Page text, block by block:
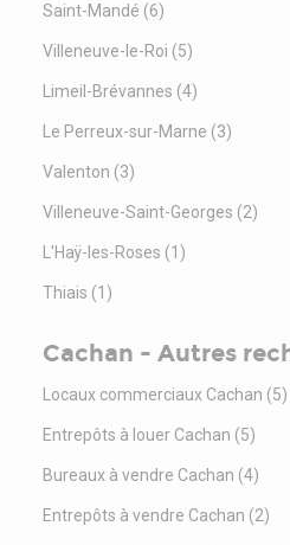
Saint-Mandé (6)
Villeneuve-le-Roi (5)
Limeil-Brévannes (4)
Le Perreux-sur-Marne (3)
Valenton (3)
Villeneuve-Saint-Georges (2)
L'Haÿ-les-Roses (1)
Thiais (1)
Cachan - Autres
Locaux commerciaux Cachan (5)
Entrepôts à louer Cachan (5)
Bureaux à vendre Cachan (4)
Entrepôts à vendre Cachan (2)